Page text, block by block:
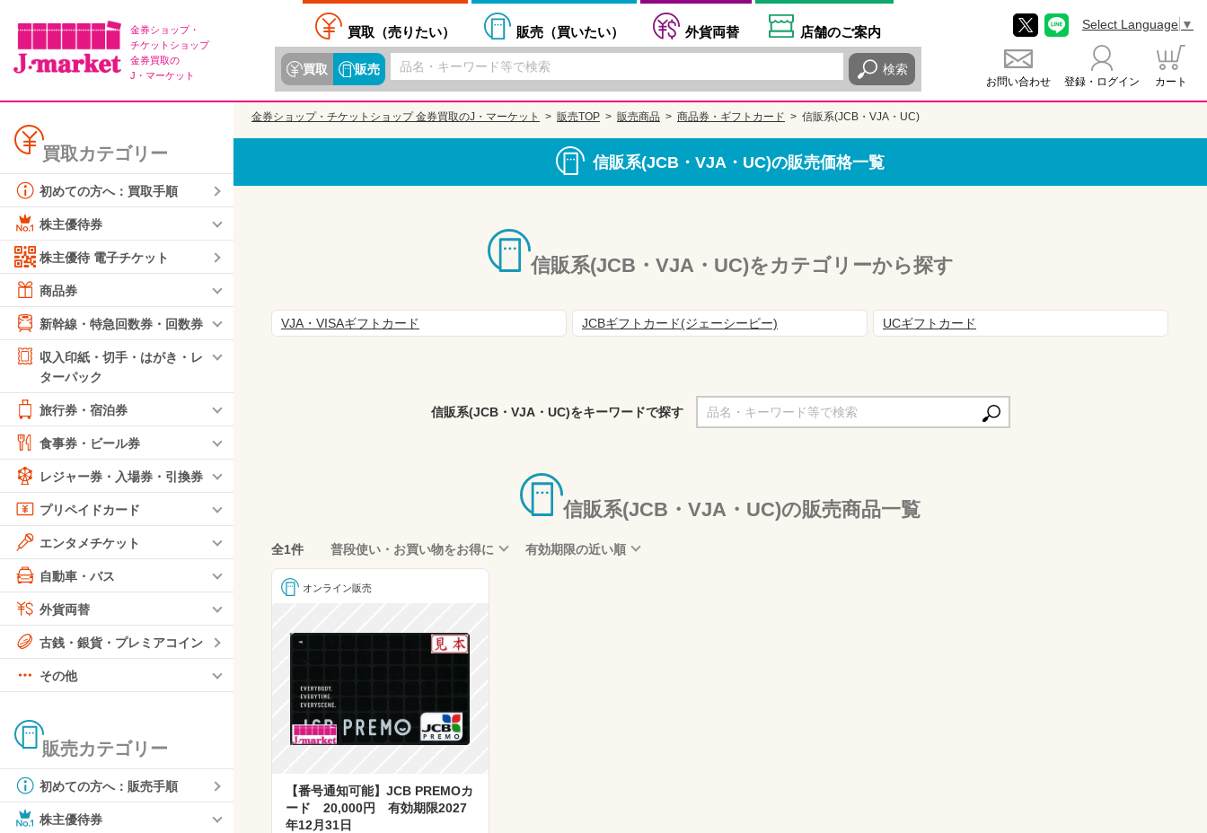
金券ショップ・
チケットショップ
金券買取の
J・マーケット
買取（売りたい） 販売（買いたい） 外貨両替 店舗のご案内
買取 販売 検索
お問い合わせ 登録・ログイン カート
Select Language ▼
買取カテゴリー
初めての方へ：買取手順
株主優待券
株主優待 電子チケット
商品券
新幹線・特急回数券・回数券
収入印紙・切手・はがき・レ
ターパック
旅行券・宿泊券
食事券・ビール券
レジャー券・入場券・引換券
プリペイドカード
エンタメチケット
自動車・バス
外貨両替
古銭・銀貨・プレミアコイン
その他
販売カテゴリー
初めての方へ：販売手順
株主優待券
金券ショップ・チケットショップ 金券買取のJ・マーケット 販売TOP 販売商品 商品券・ギフトカード 信販系(JCB・VJA・UC)
信販系(JCB・VJA・UC)の販売価格一覧
信販系(JCB・VJA・UC)をカテゴリーから探す
VJA・VISAギフトカード JCBギフトカード(ジェーシービー) UCギフトカード
信販系(JCB・VJA・UC)をキーワードで探す
信販系(JCB・VJA・UC)の販売商品一覧
全1件 普段使い・お買い物をお得に 有効期限の近い順
オンライン販売
【番号通知可能】JCB PREMOカ
ード 20,000円 有効期限2027
年12月31日